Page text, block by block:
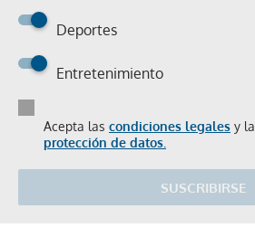
Deportes
Entretenimiento
Acepta las condiciones legales y la
protección de datos.
SUSCRIBIRSE